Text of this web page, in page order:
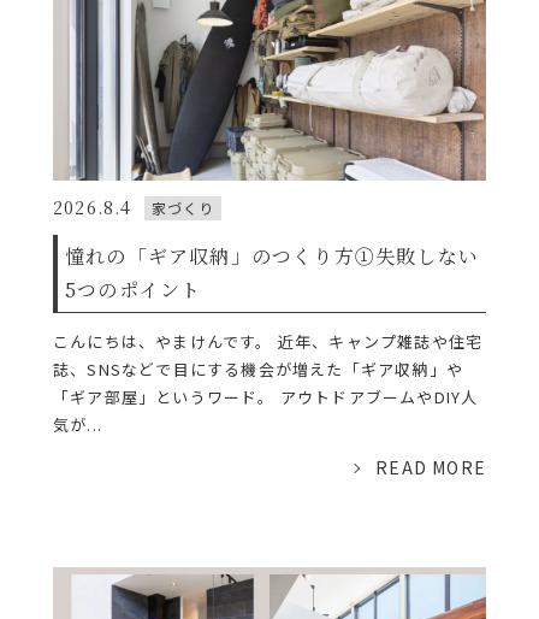
2026.8.4 家づくり
憧れの「ギア収納」のつくり方①失敗しない
5つのポイント
こんにちは、やまけんです。 近年、キャンプ雑誌や住宅
誌、SNSなどで目にする機会が増えた「ギア収納」や
「ギア部屋」というワード。 アウトドアブームやDIY人
気が...
READ MORE